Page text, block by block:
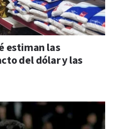
estiman las
del dólar y las